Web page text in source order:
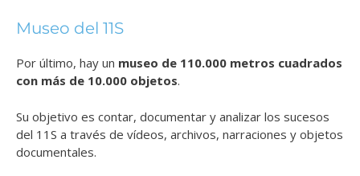
Museo del 11S
Por último, hay un museo de 110.000 metros cuadrados
con más de 10.000 objetos.
Su objetivo es contar, documentar y analizar los sucesos
del 11S a través de vídeos, archivos, narraciones y objetos
documentales.